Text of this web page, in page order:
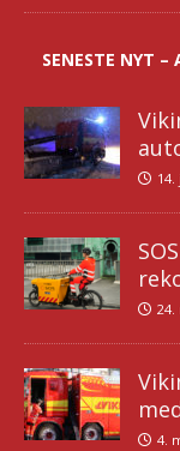
SENESTE NYT
14.
24.
4.